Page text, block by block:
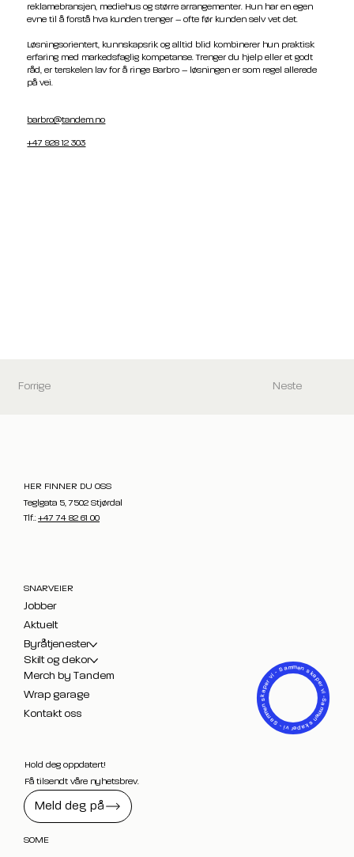
reklamebransjen, mediehus og større arrangementer. Hun har en egen
evne til å forstå hva kunden trenger – ofte før kunden selv vet det.
Løsningsorientert, kunnskapsrik og alltid blid kombinerer hun praktisk
erfaring med markedsfaglig kompetanse. Trenger du hjelp eller et godt
råd, er terskelen lav for å ringe Barbro – løsningen er som regel allerede
på vei.
barbro@tandem.no
+47 928 12 303
Neste
Forrige
HER FINNER DU OSS
Teglgata 5, 7502 Stjørdal
Tlf.:+47 74 82 61 00
SOME
SNARVEIER
Jobber
Aktuelt
Byråtjenester
Skilt og dekor
Merch by Tandem
Wrap garage
Kontakt oss
Sammen skaper vi - Sammen skaper vi
- Sammen skaper vi -
Hold deg oppdatert!
Få tilsendt våre nyhetsbrev.
Meld deg på